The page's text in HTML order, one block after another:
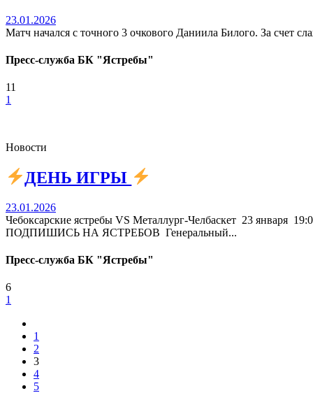
23.01.2026
Матч начался с точного 3 очкового Даниила Билого. За счет
Пресс-служба БК "Ястребы"
11
1
Новости
ДЕНЬ ИГРЫ
23.01.2026
Чебоксарские ястребы VS Металлург-Челбаскет 23
ПОДПИШИСЬ НА ЯСТРЕБОВ Генеральный...
Пресс-служба БК "Ястребы"
6
1
1
2
3
4
5